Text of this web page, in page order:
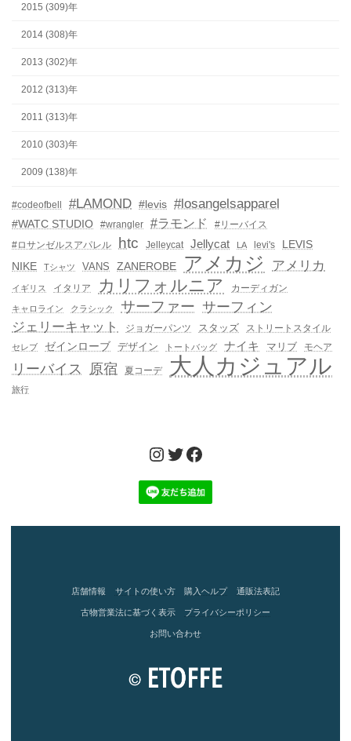
2015 (309)年
2014 (308)年
2013 (302)年
2012 (313)年
2011 (313)年
2010 (303)年
2009 (138)年
#codeofbell #LAMOND #levis #losangelsapparel
#WATC STUDIO #wrangler #ラモンド
#リーバイス
#ロサンゼルスアパレル
htc Jelleycat Jellycat LA levi's
LEVIS
NIKE
Tシャツ VANS ZANEROBE アメカジ アメリカ
イギリス イタリア カリフォルニア カーディガン
キャロライン クラシック サーファー サーフィン
ジェリーキャット
ジョガーパンツ スタッズ ストリートスタイル
セレブ ゼインローブ デザイン トートバッグ ナイキ マリブ モヘア
リーバイス 原宿 夏コーデ 大人カジュアル
旅行
Instagram
Twitter
Facebook
店舗情報 サイトの使い方 購入ヘルプ 通販法表記
古物営業法に基づく表示 プライバシーポリシー
お問い合わせ